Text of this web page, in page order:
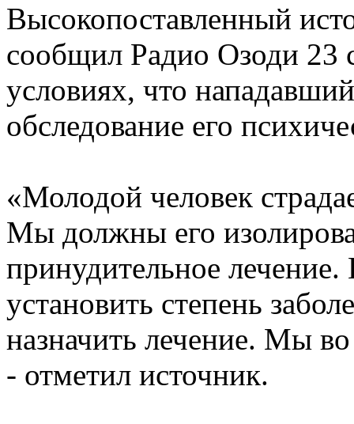
Высокопоставленный
сообщил Радио Озоди 23
условиях, что
обследование его
«Молодой человек
Мы должны его
принудительное
установить степень
назначить лечение. Мы
- отметил источник.